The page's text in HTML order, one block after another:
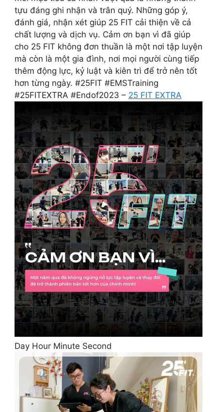
tựu đáng ghi nhận và trân quý. Những góp ý,
đánh giá, nhận xét giúp 25 FIT cải thiện về cả
chất lượng và dịch vụ. Cảm ơn bạn vì đã giúp
cho 25 FIT không đơn thuần là một nơi tập luyện
mà còn là một gia đình, nơi mọi người cùng tiếp
thêm động lực, kỷ luật và kiên trì để trở nên tốt
hơn từng ngày. #25FIT #EMSTraining
#25FITEXTRA #Endof2023 – 25 FIT EXTRA
Day Hour Minute Second